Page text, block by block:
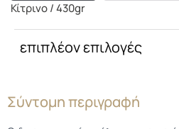
Σύντομη περιγραφή
Κίτρινο / 430gr
επιπλέον επιλογές